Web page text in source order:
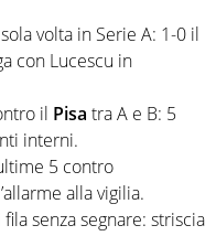
volta in Serie A: 1-0 il
con Lucescu in
il Pisa tra A e B: 5
interni.
5 contro
alla vigilia.
senza segnare: striscia